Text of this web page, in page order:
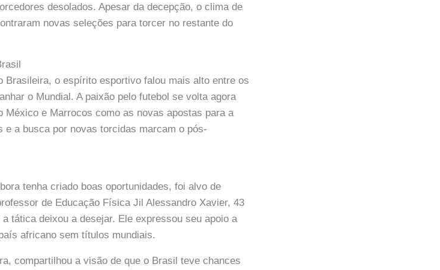
desolados. Apesar da decepção, o clima de
novas seleções para torcer no restante do
Brasileira, o espírito esportivo falou mais alto entre os
o Mundial. A paixão pelo futebol se volta agora
México e Marrocos como as novas apostas para a
e a busca por novas torcidas marcam o pós-
tenha criado boas oportunidades, foi alvo de
de Educação Física Jil Alessandro Xavier, 43
tática deixou a desejar. Ele expressou seu apoio a
africano sem títulos mundiais.
compartilhou a visão de que o Brasil teve chances